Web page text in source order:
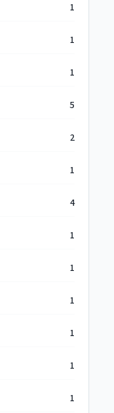
1
1
1
5
2
1
4
1
1
1
1
1
1